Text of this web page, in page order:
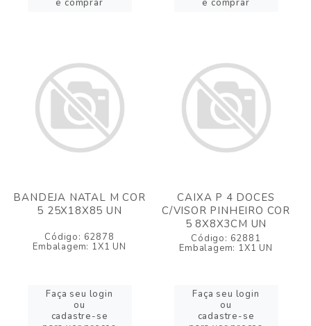
e comprar
e comprar
BANDEJA NATAL M COR
5 25X18X85 UN
Código: 62878
Embalagem: 1X1 UN
Faça seu login
ou
cadastre-se
CAIXA P 4 DOCES
C/VISOR PINHEIRO COR
5 8X8X3CM UN
Código: 62881
Embalagem: 1X1 UN
Faça seu login
ou
cadastre-se